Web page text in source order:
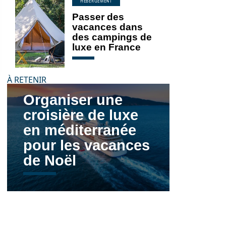
Passer des
vacances dans
des campings de
luxe en France
À RETENIR
Organiser une
croisière de luxe
en méditerranée
pour les vacances
de Noël